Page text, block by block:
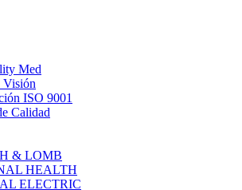
Med
ISO 9001
Calidad
& LOMB
HEALTH
ELECTRIC